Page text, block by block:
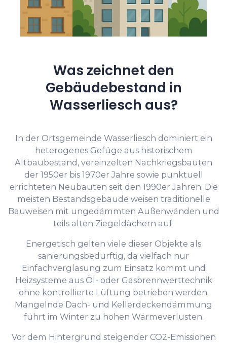
Was zeichnet den
Gebäudebestand in
Wasserliesch aus?
In der Ortsgemeinde Wasserliesch dominiert ein
heterogenes Gefüge aus historischem
Altbaubestand, vereinzelten Nachkriegsbauten
der 1950er bis 1970er Jahre sowie punktuell
errichteten Neubauten seit den 1990er Jahren. Die
meisten Bestandsgebäude weisen traditionelle
Bauweisen mit ungedämmten Außenwänden und
teils alten Ziegeldächern auf.
Energetisch gelten viele dieser Objekte als
sanierungsbedürftig, da vielfach nur
Einfachverglasung zum Einsatz kommt und
Heizsysteme aus Öl- oder Gasbrennwerttechnik
ohne kontrollierte Lüftung betrieben werden.
Mangelnde Dach- und Kellerdeckendämmung
führt im Winter zu hohen Wärmeverlusten.
Vor dem Hintergrund steigender CO2-Emissionen